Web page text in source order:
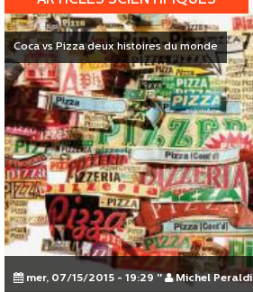
Coca vs Pizza deux histoires du monde
mer, 07/15/2015 - 19:29 " Michel Peraldi